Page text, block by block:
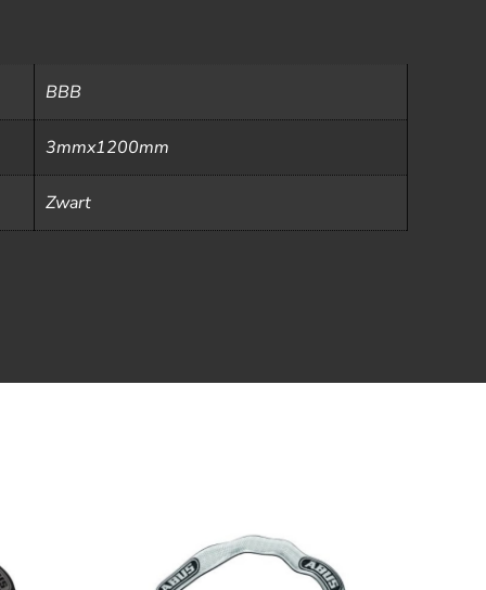
BBB
3mmx1200mm
Zwart